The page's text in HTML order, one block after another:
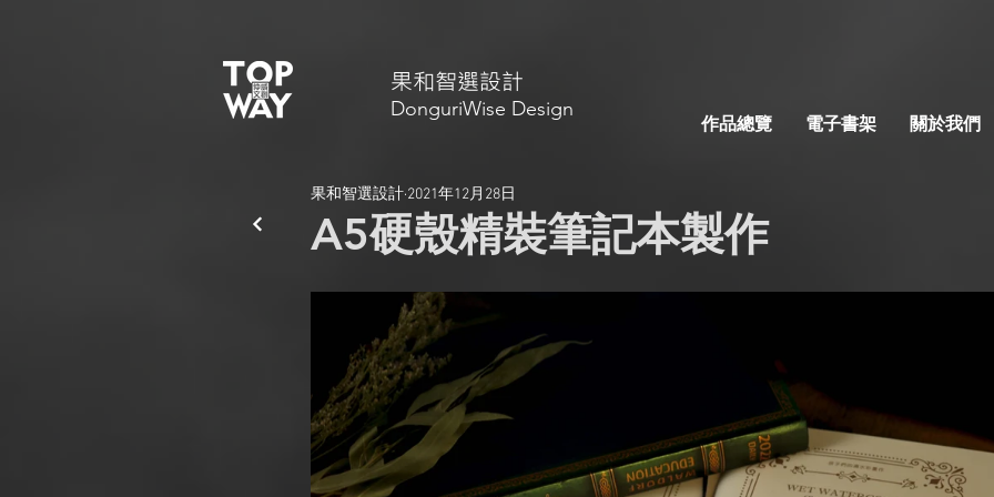
​果和智選設計
DonguriWise Design
作品總覽 電子書架 關於我們
A5硬殼精裝筆記本製作
果和智選設計 2021年12月28日